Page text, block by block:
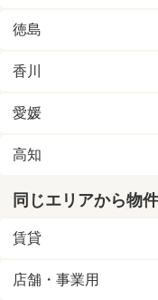
徳島
香川
愛媛
高知
同じエリアから物
賃貸
店舗・事業用